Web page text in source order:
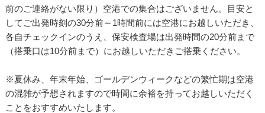
前のご連絡がない限り）空港での集合はございません。目安と
してご出発時刻の30分前～1時間前には空港にお越しいただき、
各自チェックインのうえ、保安検査場は出発時間の20分前まで
（搭乗口は10分前まで）にお越しいただきご搭乗ください。
※夏休み、年末年始、ゴールデンウィークなどの繁忙期は空港
の混雑が予想されますので時間に余裕を持ってお越しいただく
ことをおすすめいたします。